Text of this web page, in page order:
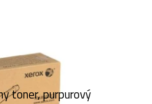
toner, purpurový